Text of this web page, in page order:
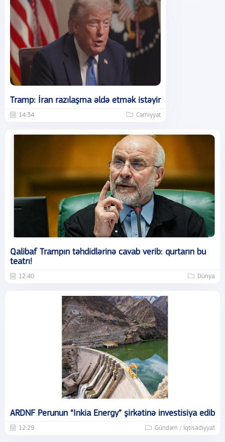
Tramp: İran razılaşma əldə etmək istəyir
14:34 Cəmiyyət
Qalibaf Trampın təhdidlərinə cavab verib: qurtarın bu
teatrı!
12:40 Dünya
ARDNF Perunun “Inkia Energy” şirkətinə investisiya edib
12:29 Gündəm / İqtisadiyyat